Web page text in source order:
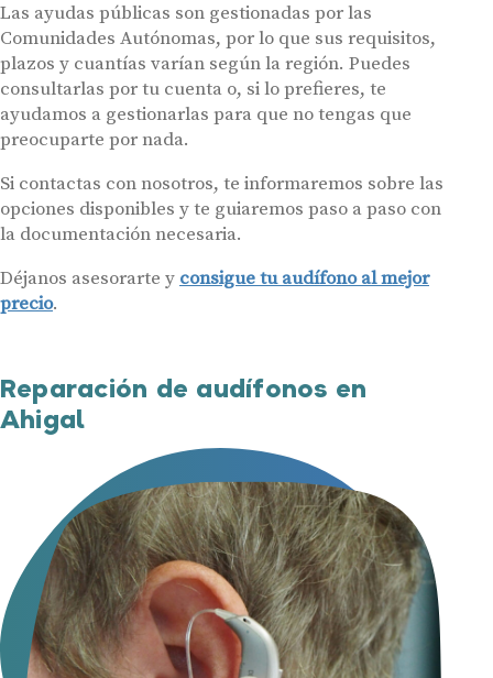
Las ayudas públicas son gestionadas por las
Comunidades Autónomas, por lo que sus requisitos,
plazos y cuantías varían según la región. Puedes
consultarlas por tu cuenta o, si lo prefieres, te
ayudamos a gestionarlas para que no tengas que
preocuparte por nada.
Si contactas con nosotros, te informaremos sobre las
opciones disponibles y te guiaremos paso a paso con
la documentación necesaria.
Déjanos asesorarte y consigue tu audífono al mejor
precio.
Reparación de audífonos en
Ahigal